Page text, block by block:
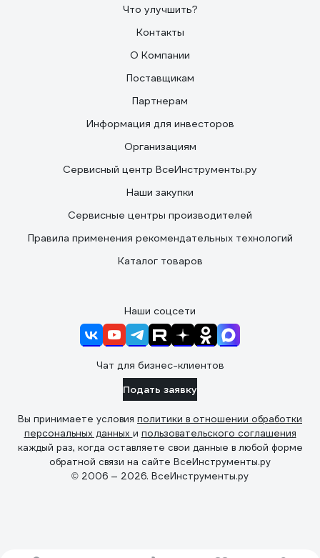
Что улучшить?
Контакты
О Компании
Поставщикам
Партнерам
Информация для инвесторов
Организациям
Сервисный центр ВсеИнструменты.ру
Наши закупки
Сервисные центры производителей
Правила применения рекомендательных технологий
Каталог товаров
Наши соцсети
Чат для бизнес-клиентов
Подать заявку
Вы принимаете условия политики в отношении обработки
персональных данных и пользовательского соглашения
каждый раз, когда оставляете свои данные в любой форме
обратной связи на сайте ВсеИнструменты.ру
© 2006 — 2026. ВсеИнструменты.ру